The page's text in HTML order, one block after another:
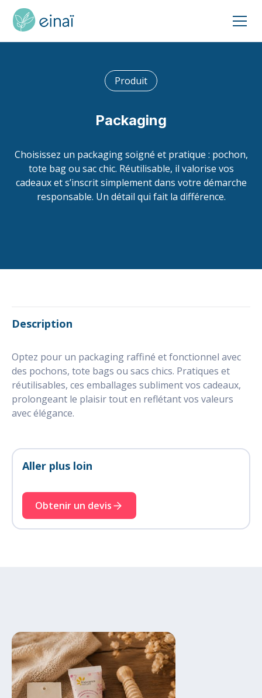
Produit
Packaging
Choisissez un packaging soigné et pratique : pochon,
tote bag ou sac chic. Réutilisable, il valorise vos
cadeaux et s’inscrit simplement dans votre démarche
responsable. Un détail qui fait la différence.
Description
Optez pour un packaging raffiné et fonctionnel avec
des pochons, tote bags ou sacs chics. Pratiques et
réutilisables, ces emballages subliment vos cadeaux,
prolongeant le plaisir tout en reflétant vos valeurs
avec élégance.
Aller plus loin
Obtenir un devis